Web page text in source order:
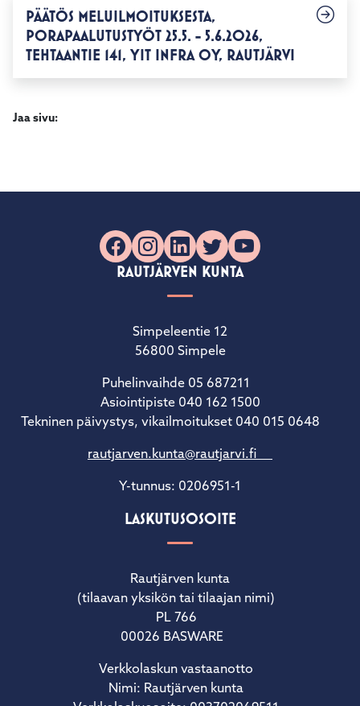
PÄÄTÖS MELUILMOITUKSESTA,
PORAPAALUTUSTYÖT 25.5. - 5.6.2026,
TEHTAANTIE 141, YIT INFRA OY, RAUTJÄRVI
Jaa sivu:
Facebook
Instagram
LinkedIn
X YouTube
RAUTJÄRVEN KUNTA
Simpeleentie 12
56800 Simpele
Puhelinvaihde 05 687211
Asiointipiste 040 162 1500
Tekninen päivystys, vikailmoitukset 040 015 0648
rautjarven.kunta@rautjarvi.fi
Y-tunnus: 0206951-1
LASKUTUSOSOITE
Rautjärven kunta
(tilaavan yksikön tai tilaajan nimi)
PL 766
00026 BASWARE
Verkkolaskun vastaanotto
Nimi: Rautjärven kunta